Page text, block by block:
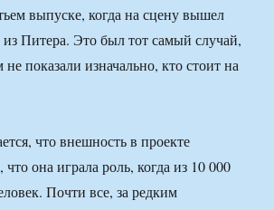
выпуске, когда на сцену вышел
Питера. Это был тот самый случай,
не показали изначально, кто стоит на
что внеш­ность в проекте
она играла роль, когда из 10 000
Почти все, за редким